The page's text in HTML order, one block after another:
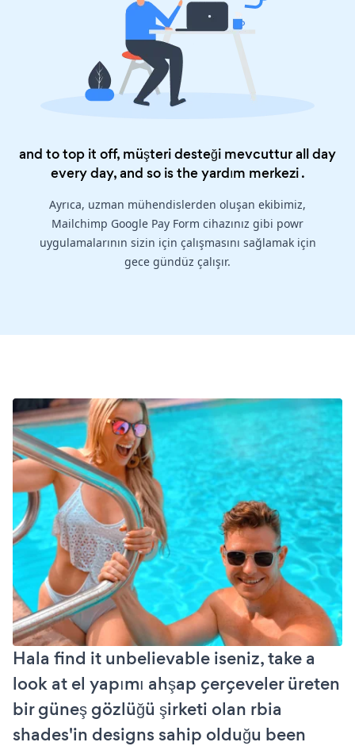
and to top it off, müşteri desteği mevcuttur all day
every day, and so is theyardım merkezi.
Ayrıca, uzman mühendislerden oluşan ekibimiz,
Mailchimp Google Pay Form cihazınız gibi powr
uygulamalarının sizin için çalışmasını sağlamak için
gece gündüz çalışır.
Hala find it unbelievable iseniz, take a
look at el yapımı ahşap çerçeveler üreten
bir güneş gözlüğü şirketi olan rbia
shades'in designs sahip olduğu been